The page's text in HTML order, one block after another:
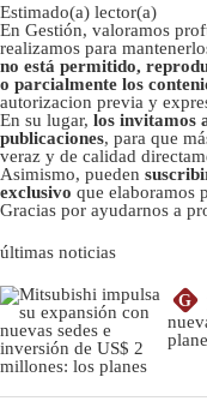
Estimado(a) lector(a)
En Gestión, valoramos
realizamos para
no está permitido,
o parcialmente los
autorizacion previa y
En su lugar, los invitamos
publicaciones, para que
veraz y de calidad
Asimismo, pueden
exclusivo que elaboramos
Gracias por ayudarnos a
últimas noticias
G